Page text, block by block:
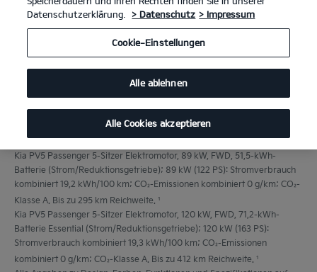
Datenschutzerklärung.
> Datenschutz > Impressum
Cookie-Einstellungen
Alle ablehnen
Alle Cookies akzeptieren